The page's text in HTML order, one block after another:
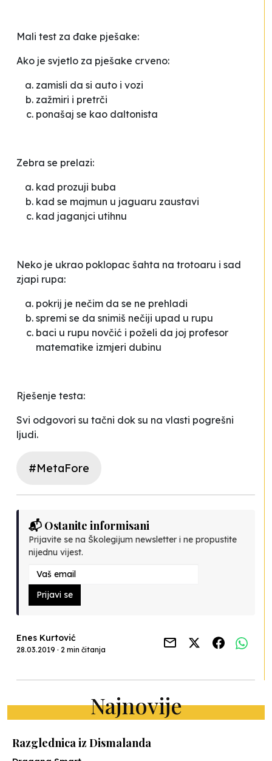
Mali test za đake pješake:
Ako je svjetlo za pješake crveno:
zamisli da si auto i vozi
zažmiri i pretrči
ponašaj se kao daltonista
Zebra se prelazi:
kad prozuji buba
kad se majmun u jaguaru zaustavi
kad jaganjci utihnu
Neko je ukrao poklopac šahta na trotoaru i sad
zjapi rupa:
pokrij je nečim da se ne prehladi
spremi se da snimiš nečiji upad u rupu
baci u rupu novčić i poželi da joj profesor
matematike izmjeri dubinu
Rješenje testa:
Svi odgovori su tačni dok su na vlasti pogrešni
ljudi.
#MetaFore
📬 Ostanite informisani
Prijavite se na Školegijum newsletter i ne propustite
nijednu vijest.
Prijavi se
Enes Kurtović
28.03.2019 · 2 min čitanja
Najnovije
Razglednica iz Dismalanda